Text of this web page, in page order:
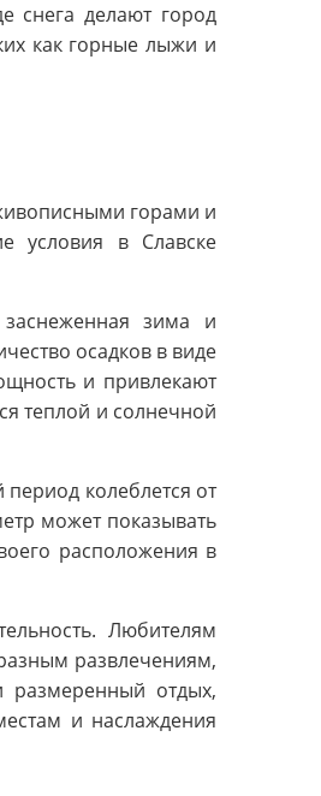
снега делают город
как горные лыжи и
горами и
условия в Славске
зима и
осадков в виде
и привлекают
теплой и солнечной
колеблется от
может показывать
расположения в
Любителям
развлечениям,
размеренный отдых,
и наслаждения